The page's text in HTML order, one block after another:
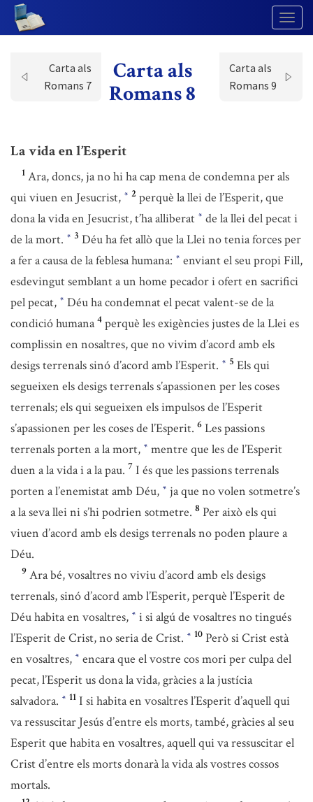
Carta als
Romans 7
Carta als
Romans 8
Carta als
Romans 9
La vida en l’Esperit
1 Ara, doncs, ja no hi ha cap mena de condemna per als
qui viuen en Jesucrist, * 2 perquè la llei de l’Esperit, que
dona la vida en Jesucrist, t’ha alliberat * de la llei del pecat i
de la mort. * 3 Déu ha fet allò que la Llei no tenia forces per
a fer a causa de la feblesa humana: * enviant el seu propi Fill,
esdevingut semblant a un home pecador i ofert en sacrifici
pel pecat, * Déu ha condemnat el pecat valent-se de la
condició humana 4 perquè les exigències justes de la Llei es
complissin en nosaltres, que no vivim d’acord amb els
desigs terrenals sinó d’acord amb l’Esperit. * 5 Els qui
segueixen els desigs terrenals s’apassionen per les coses
terrenals; els qui segueixen els impulsos de l’Esperit
s’apassionen per les coses de l’Esperit. 6 Les passions
terrenals porten a la mort, * mentre que les de l’Esperit
duen a la vida i a la pau. 7 I és que les passions terrenals
porten a l’enemistat amb Déu, * ja que no volen sotmetre’s
a la seva llei ni s’hi podrien sotmetre. 8 Per això els qui
viuen d’acord amb els desigs terrenals no poden plaure a
Déu.
9 Ara bé, vosaltres no viviu d’acord amb els desigs
terrenals, sinó d’acord amb l’Esperit, perquè l’Esperit de
Déu habita en vosaltres, * i si algú de vosaltres no tingués
l’Esperit de Crist, no seria de Crist. * 10 Però si Crist està
en vosaltres, * encara que el vostre cos mori per culpa del
pecat, l’Esperit us dona la vida, gràcies a la justícia
salvadora. * 11 I si habita en vosaltres l’Esperit d’aquell qui
va ressuscitar Jesús d’entre els morts, també, gràcies al seu
Esperit que habita en vosaltres, aquell qui va ressuscitar el
Crist d’entre els morts donarà la vida als vostres cossos
mortals.